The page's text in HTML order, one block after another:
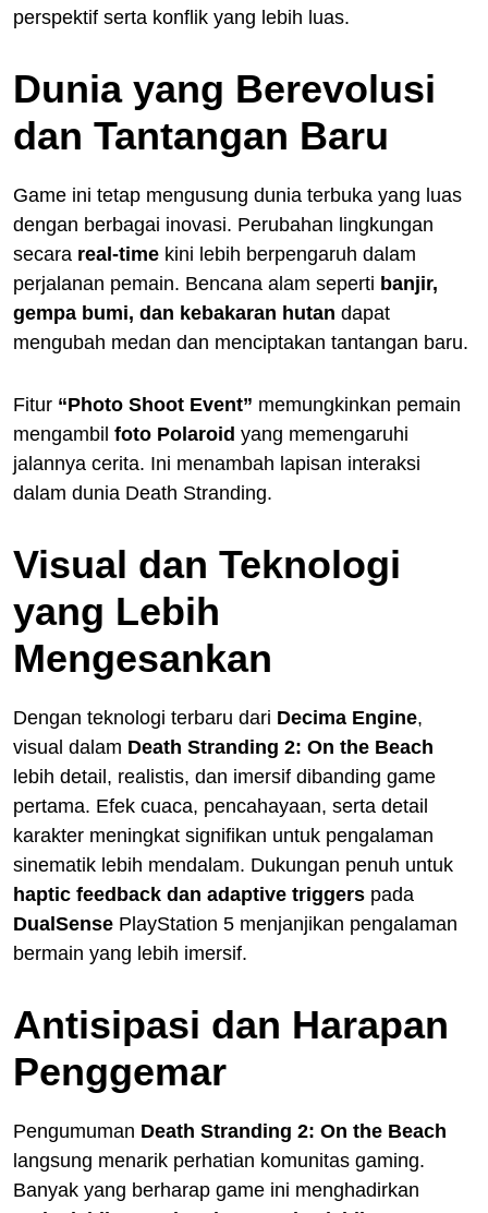
perspektif serta konflik yang lebih luas.
Dunia yang Berevolusi
dan Tantangan Baru
Game ini tetap mengusung dunia terbuka yang luas
dengan berbagai inovasi. Perubahan lingkungan
secara real-time kini lebih berpengaruh dalam
perjalanan pemain. Bencana alam seperti banjir,
gempa bumi, dan kebakaran hutan dapat
mengubah medan dan menciptakan tantangan baru.
Fitur “Photo Shoot Event” memungkinkan pemain
mengambil foto Polaroid yang memengaruhi
jalannya cerita. Ini menambah lapisan interaksi
dalam dunia Death Stranding.
Visual dan Teknologi
yang Lebih
Mengesankan
Dengan teknologi terbaru dari Decima Engine,
visual dalam Death Stranding 2: On the Beach
lebih detail, realistis, dan imersif dibanding game
pertama. Efek cuaca, pencahayaan, serta detail
karakter meningkat signifikan untuk pengalaman
sinematik lebih mendalam. Dukungan penuh untuk
haptic feedback dan adaptive triggers pada
DualSense PlayStation 5 menjanjikan pengalaman
bermain yang lebih imersif.
Antisipasi dan Harapan
Penggemar
Pengumuman Death Stranding 2: On the Beach
langsung menarik perhatian komunitas gaming.
Banyak yang berharap game ini menghadirkan